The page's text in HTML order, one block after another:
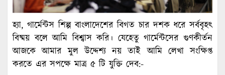
হ্যা, গার্মেন্টস শিল্প বাংলাদেশের বিগত চার দশক ধরে সর্ববৃহৎ
বিষ্ময় বলে আমি বিশ্বাস করি। যেহেতু গার্মেন্টসের গুণকীর্তন
আজকে আমার মুল উদ্দেশ্য নয় তাই আমি লেখা সংক্ষিপ্ত
করতে এর সপক্ষে মাত্র ৫ টি যুক্তি দেব:-